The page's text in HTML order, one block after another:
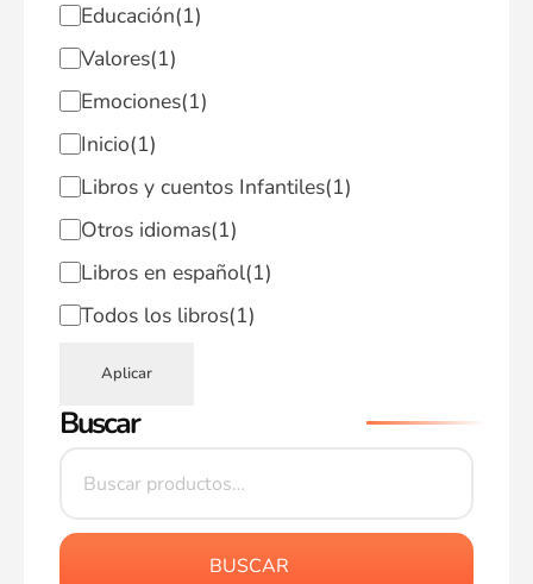
Educación(1)
Valores(1)
Emociones(1)
Inicio(1)
Libros y cuentos Infantiles(1)
Otros idiomas(1)
Libros en español(1)
Todos los libros(1)
Aplicar
Buscar
BUSCAR